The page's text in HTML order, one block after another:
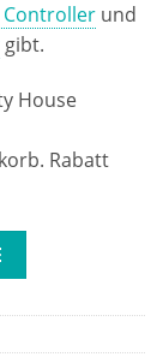
Controller und
gibt.
House
Rabatt